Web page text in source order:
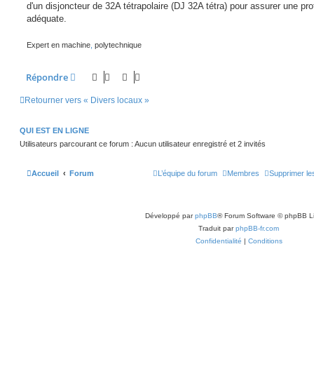
d'un disjoncteur de 32A tétrapolaire (DJ 32A tétra) pour assurer une
adéquate.
Expert en machine polytechnique
Répondre
Retourner vers « Divers locaux »
QUI EST EN LIGNE
Utilisateurs parcourant ce forum : Aucun utilisateur enregistré et 2 invités
Accueil Forum Supprimer
Membres
L’équipe du forum
Développé parphpBB® Forum Software © phpBB
Traduit parphpBB-fr.com
Confidentialité | Conditions